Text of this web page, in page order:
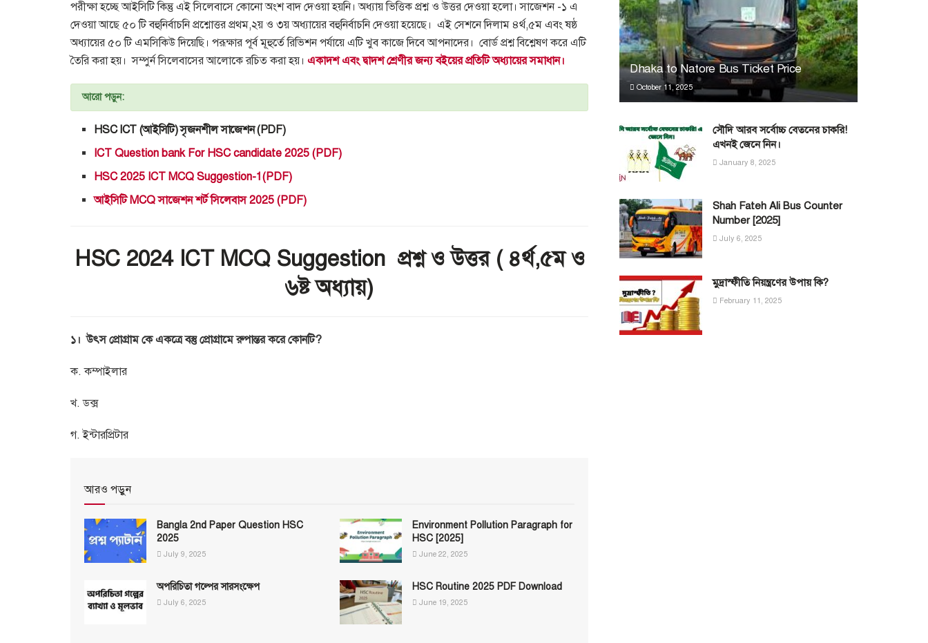
পরীক্ষা হচ্ছে আইসিটি কিন্তু এই সিলেবাসে কোনো অংশ বাদ দেওয়া হয়নি। অধ্যায় ভিত্তিক প্রশ্ন ও উত্তর দেওয়া হলো। সাজেশন -১ এ
দেওয়া আছে ৫০ টি বহুনির্বাচনি প্রশ্নোত্তর প্রথম,২য় ও ৩য় অধ্যায়ের বহুনির্বাচনি দেওয়া হয়েছে। এই সেশনে দিলাম ৪র্থ,৫ম এবং ষষ্ঠ
অধ্যায়ের ৫০ টি এমসিকিউ দিয়েছি। পরূক্ষার পূর্ব মূহুর্তে রিভিশন পর্যায়ে এটি খুব কাজে দিবে আপনাদের। বোর্ড প্রশ্ন বিশ্লেষণ করে এটি
তৈরি করা হয়। সম্পুর্ন সিলেবাসের আলোকে রচিত করা হয়। একাদশ এবং দ্বাদশ শ্রেণীর জন্য বইয়ের প্রতিটি অধ্যায়ের সমাধান।
আরো পড়ুন:
HSC ICT (আইসিটি) সৃজনশীল সাজেশন (PDF)
ICT Question bank For HSC candidate 2025 (PDF)
HSC 2025 ICT MCQ Suggestion-1(PDF)
আইসিটি MCQ সাজেশন শর্ট সিলেবাস 2025 (PDF)
HSC 2024 ICT MCQ Suggestion প্রশ্ন ও উত্তর ( ৪র্থ,৫ম ও
৬ষ্ট অধ্যায়)
১। উৎস প্রোগ্রাম কে একত্রে বস্তু প্রোগ্রামে রুপান্তর করে কোনটি?
ক. কম্পাইলার
খ. ডক্স
গ. ইন্টারপ্রিটার
আরও পড়ুন
Bangla 2nd Paper Question HSC
2025
July 9, 2025
Environment Pollution Paragraph for
HSC [2025]
June 22, 2025
অপরিচিতা গল্পের সারসংক্ষেপ
July 6, 2025
HSC Routine 2025 PDF Download
June 19, 2025
Dhaka to Natore Bus Ticket Price
October 11, 2025
সৌদি আরব সর্বোচ্চ বেতনের চাকরি!
এখনই জেনে নিন।
January 8, 2025
Shah Fateh Ali Bus Counter
Number [2025]
July 6, 2025
মুদ্রাস্ফীতি নিয়ন্ত্রণের উপায় কি?
February 11, 2025